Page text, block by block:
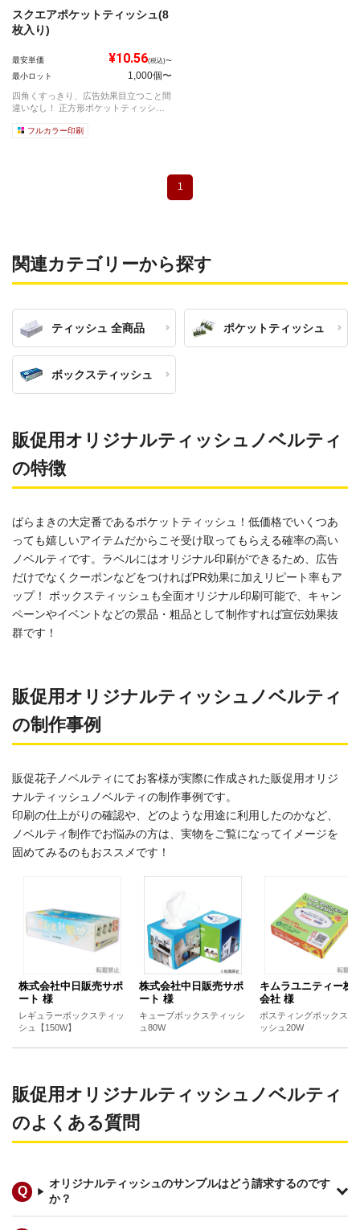
スクエアポケットティッシュ(8
枚入り)
最安単価 ¥10.56(税込)〜
最小ロット 1,000個〜
四角くすっきり、広告効果目立つこと間
違いなし！ 正方形ポケットティッシュ
フルカラー印刷
1
関連カテゴリーから探す
ティッシュ 全商品 ポケットティッシュ
ボックスティッシュ
販促用オリジナルティッシュノベルティ
の特徴
ばらまきの大定番であるポケットティッシュ！低価格でいくつあ
っても嬉しいアイテムだからこそ受け取ってもらえる確率の高い
ノベルティです。ラベルにはオリジナル印刷ができるため、広告
だけでなくクーポンなどをつければPR効果に加えリピート率もア
ップ！ ボックスティッシュも全面オリジナル印刷可能で、キャン
ペーンやイベントなどの景品・粗品として制作すれば宣伝効果抜
群です！
販促用オリジナルティッシュノベルティ
の制作事例
販促花子ノベルティにてお客様が実際に作成された販促用オリジ
ナルティッシュノベルティの制作事例です。
印刷の仕上がりの確認や、どのような用途に利用したのかなど、
ノベルティ制作でお悩みの方は、実物をご覧になってイメージを
固めてみるのもおススメです！
株式会社中日販売サポ
ート 様
レギュラーボックスティッ
シュ【150W】
株式会社中日販売サポ
ート 様
キューブボックスティッシ
ュ80W
キムラユニティー株
会社 様
ポスティングボックステ
ッシュ20W
販促用オリジナルティッシュノベルティ
のよくある質問
オリジナルティッシュのサンプルはどう請求するのです
か？